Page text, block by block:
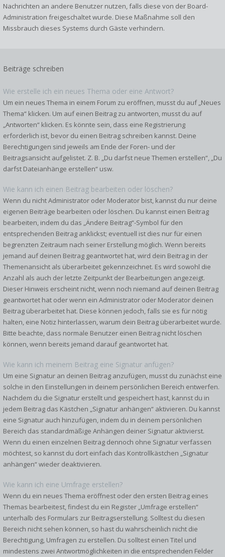
Nachrichten an andere Benutzer nutzen, falls diese von der Board-
Administration freigeschaltet wurde. Diese Maßnahme soll den
Missbrauch dieses Systems durch Gäste verhindern.
Beiträge schreiben
Wie erstelle ich ein neues Thema oder eine Antwort?
Um ein neues Thema in einem Forum zu eröffnen, musst du auf „Neues
Thema“ klicken. Um auf einen Beitrag zu antworten, musst du auf
„Antworten“ klicken. Es könnte sein, dass eine Registrierung
erforderlich ist, bevor du einen Beitrag schreiben kannst. Deine
Berechtigungen sind jeweils am Ende der Foren- und der
Beitragsansicht aufgelistet. Z. B. „Du darfst neue Themen erstellen“, „Du
darfst Dateianhänge erstellen“ usw.
Wie kann ich einen Beitrag bearbeiten oder löschen?
Wenn du nicht Administrator oder Moderator bist, kannst du nur deine
eigenen Beiträge bearbeiten oder löschen. Du kannst einen Beitrag
bearbeiten, indem du das „Ändere Beitrag“-Symbol für den
entsprechenden Beitrag anklickst; eventuell ist dies nur für einen
begrenzten Zeitraum nach seiner Erstellung möglich. Wenn bereits
jemand auf deinen Beitrag geantwortet hat, wird dein Beitrag in der
Themenansicht als überarbeitet gekennzeichnet. Es wird sowohl die
Anzahl als auch der letzte Zeitpunkt der Bearbeitungen angezeigt.
Dieser Hinweis erscheint nicht, wenn noch niemand auf deinen Beitrag
geantwortet hat oder wenn ein Administrator oder Moderator deinen
Beitrag überarbeitet hat. Diese können jedoch, falls sie es für nötig
halten, eine Notiz hinterlassen, warum dein Beitrag überarbeitet wurde.
Bitte beachte, dass normale Benutzer einen Beitrag nicht löschen
können, wenn bereits jemand darauf geantwortet hat.
Wie kann ich meinem Beitrag eine Signatur anfügen?
Um eine Signatur an deinen Beitrag anzufügen, musst du zunächst eine
solche in den Einstellungen in deinem persönlichen Bereich entwerfen.
Nachdem du die Signatur erstellt und gespeichert hast, kannst du in
jedem Beitrag das Kästchen „Signatur anhängen“ aktivieren. Du kannst
eine Signatur auch hinzufügen, indem du in deinem persönlichen
Bereich das standardmäßige Anhängen deiner Signatur aktivierst.
Wenn du einen einzelnen Beitrag dennoch ohne Signatur verfassen
möchtest, so kannst du dort einfach das Kontrollkästchen „Signatur
anhängen“ wieder deaktivieren.
Wie kann ich eine Umfrage erstellen?
Wenn du ein neues Thema eröffnest oder den ersten Beitrag eines
Themas bearbeitest, findest du ein Register „Umfrage erstellen“
unterhalb des Formulars zur Beitragserstellung. Solltest du diesen
Bereich nicht sehen können, so hast du wahrscheinlich nicht die
Berechtigung, Umfragen zu erstellen. Du solltest einen Titel und
mindestens zwei Antwortmöglichkeiten in die entsprechenden Felder